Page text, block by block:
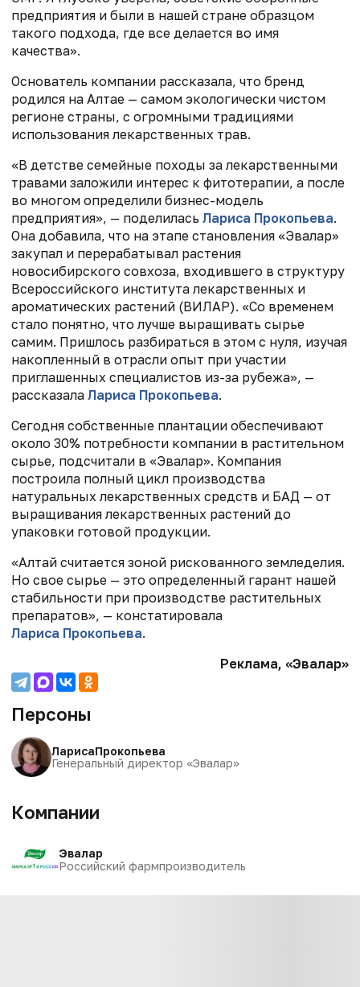
предприятия и были в нашей стране образцом
такого подхода, где все делается во имя
качества».
Основатель компании рассказала, что бренд
родился на Алтае — самом экологически чистом
регионе страны, с огромными традициями
использования лекарственных трав.
«В детстве семейные походы за лекарственными
травами заложили интерес к фитотерапии, а после
во многом определили бизнес-модель
предприятия», — поделилась Лариса Прокопьева.
Она добавила, что на этапе становления «Эвалар»
закупал и перерабатывал растения
новосибирского совхоза, входившего в структуру
Всероссийского института лекарственных и
ароматических растений (ВИЛАР). «Со временем
стало понятно, что лучше выращивать сырье
самим. Пришлось разбираться в этом с нуля, изучая
накопленный в отрасли опыт при участии
приглашенных специалистов из-за рубежа», —
рассказала Лариса Прокопьева.
Сегодня собственные плантации обеспечивают
около 30% потребности компании в растительном
сырье, подсчитали в «Эвалар». Компания
построила полный цикл производства
натуральных лекарственных средств и БАД — от
выращивания лекарственных растений до
упаковки готовой продукции.
«Алтай считается зоной рискованного земледелия.
Но свое сырье — это определенный гарант нашей
стабильности при производстве растительных
препаратов», — констатировала
Лариса Прокопьева.
Реклама, «Эвалар»
Персоны
ЛарисаПрокопьева
Генеральный директор «Эвалар»
Компании
Эвалар
Российский фармпроизводитель